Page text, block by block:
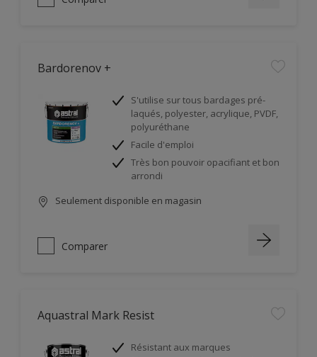
Bardorenov +
S'utilise sur tous bardages pré-
laqués, polyester, acrylique, PVDF,
polyuréthane
Facile d'emploi
Très bon pouvoir opacifiant et bon
arrondi
Seulement disponible en magasin
Comparer
Aquastral Mark Resist
Résistant aux marques